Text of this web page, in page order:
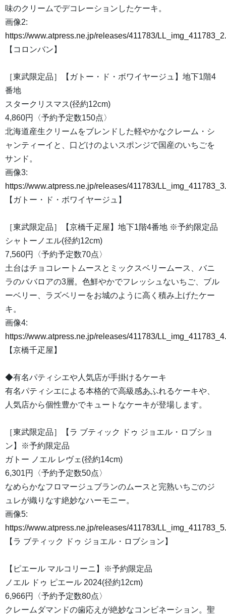
味のクリームでデコレーションしたケーキ。
画像2:
https://www.atpress.ne.jp/releases/411783/
【コロンバン】
［東武限定品］【ガトー・ド・ボワイヤージュ】地下1階4
番地
スタークリスマス(径約12cm)
4,860円〈予約予定数150点〉
北海道産生クリームをブレンドした軽やかなクレーム・シ
ャンティーイと、口どけのよいスポンジで国産のいちごを
サンド。
画像3:
https://www.atpress.ne.jp/releases/411783/
【ガトー・ド・ボワイヤージュ】
［東武限定品］【京橋千疋屋】地下1階4番地 ※予約限定品
シャトーノエル(径約12cm)
7,560円〈予約予定数70点〉
土台はチョコレートムースとミックスベリームース、バニ
ラのババロアの3層。色鮮やかでフレッシュないちご、ブル
ーベリー、ラズベリーをお城のように高く積み上げたケー
キ。
画像4:
https://www.atpress.ne.jp/releases/411783/
【京橋千疋屋】
◆有名パティシエや人気店が手掛けるケーキ
有名パティシエによる本格的で高級感あふれるケーキや、
人気店から個性豊かでキュートなケーキが登場します。
［東武限定品］【ラ ブティック ドゥ ジョエル・ロブショ
ン】※予約限定品
ガトー ノエル レヴェ(径約14cm)
6,301円〈予約予定数50点〉
なめらかなフロマージュブランのムースと完熟いちごのジ
ュレが織りなす絶妙なハーモニー。
画像5:
https://www.atpress.ne.jp/releases/411783/
【ラ ブティック ドゥ ジョエル・ロブション】
【ピエール マルコリーニ】※予約限定品
ノエル ドゥ ピエール 2024(径約12cm)
6,966円〈予約予定数80点〉
クレームダマンドの歯応えが絶妙なコンビネーション。聖